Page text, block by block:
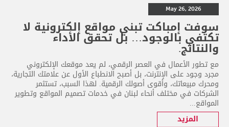
May 26, 2026
سوفت إمباكت تبني مواقع إلكترونية لا
تكتفي بالوجود… بل تحقق الأداء
والنتائج.
مع تطور الأعمال في العصر الرقمي، لم يعد موقعك الإلكتروني
مجرد وجود على الإنترنت، بل أصبح الانطباع الأول عن علامتك التجارية،
ومحرك مبيعاتك، وأقوى أصولك الرقمية. لهذا السبب، تستثمر
الشركات في مختلف أنحاء لبنان في خدمات تصميم المواقع وتطوير
المواقع...
المزيد